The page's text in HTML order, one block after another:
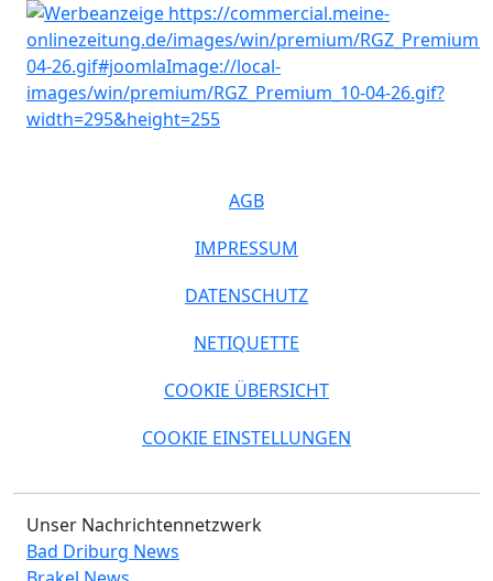
AGB
IMPRESSUM
DATENSCHUTZ
NETIQUETTE
COOKIE ÜBERSICHT
COOKIE EINSTELLUNGEN
Unser Nachrichtennetzwerk
Bad Driburg News